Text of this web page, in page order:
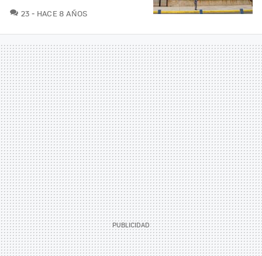
23 COMENTARIOS
HACE 8 AÑOS